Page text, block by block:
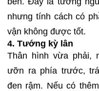
nhưng tính cách có
vận không được tốt.
4. Tướng kỳ lân
Thân hình vừa phải,
ưỡn ra phía trước,
đen rậm. Nếu có